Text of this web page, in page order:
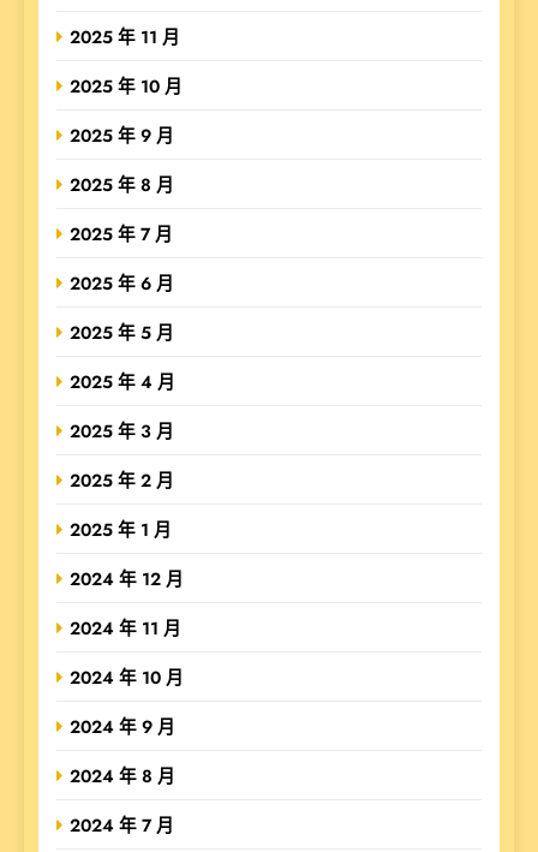
2025 年 11 月
2025 年 10 月
2025 年 9 月
2025 年 8 月
2025 年 7 月
2025 年 6 月
2025 年 5 月
2025 年 4 月
2025 年 3 月
2025 年 2 月
2025 年 1 月
2024 年 12 月
2024 年 11 月
2024 年 10 月
2024 年 9 月
2024 年 8 月
2024 年 7 月